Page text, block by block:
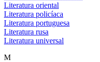
Literatura oriental
Literatura policíaca
Literatura portuguesa
Literatura rusa
Literatura universal
M